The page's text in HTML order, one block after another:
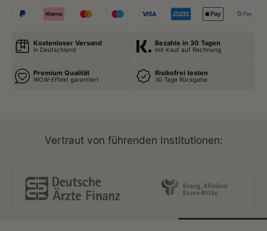
Kostenloser Versand
in Deutschland
Bezahle in 30 Tagen
mit Kauf auf Rechnung
Premium Qualität
WOW-Effekt garantiert
Risikofrei testen
30 Tage Rückgabe
Vertraut von führenden Institutionen: